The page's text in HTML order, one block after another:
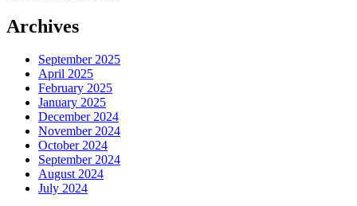
Archives
September 2025
April 2025
February 2025
January 2025
December 2024
November 2024
October 2024
September 2024
August 2024
July 2024